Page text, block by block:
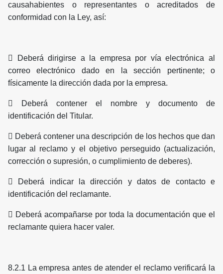
causahabientes o representantes o acreditados de
conformidad con la Ley, así:
 Deberá dirigirse a la empresa por vía electrónica al
correo electrónico dado en la sección pertinente; o
físicamente la dirección dada por la empresa.
 Deberá contener el nombre y documento de
identificación del Titular.
 Deberá contener una descripción de los hechos que dan
lugar al reclamo y el objetivo perseguido (actualización,
corrección o supresión, o cumplimiento de deberes).
 Deberá indicar la dirección y datos de contacto e
identificación del reclamante.
 Deberá acompañarse por toda la documentación que el
reclamante quiera hacer valer.
8.2.1 La empresa antes de atender el reclamo verificará la